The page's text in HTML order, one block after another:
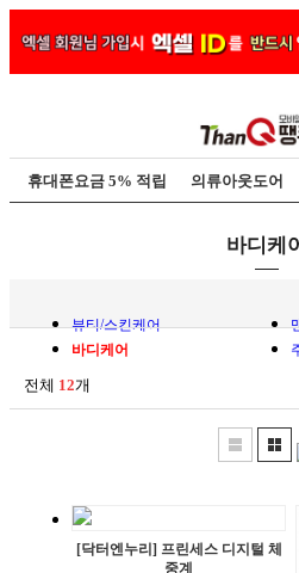
휴대폰요금 5% 적립 의류아웃도어
바디케
뷰티/스킨케어
바디케어
전체 12개
[닥터엔누리] 프린세스 디지털 체
중계